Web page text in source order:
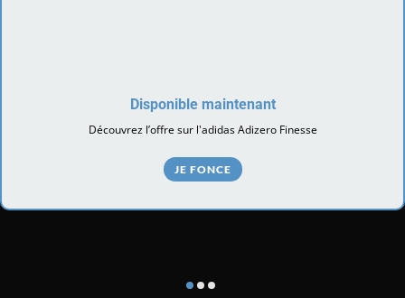
Disponible maintenant
Découvrez l’offre sur l'adidas Adizero Finesse
JE FONCE